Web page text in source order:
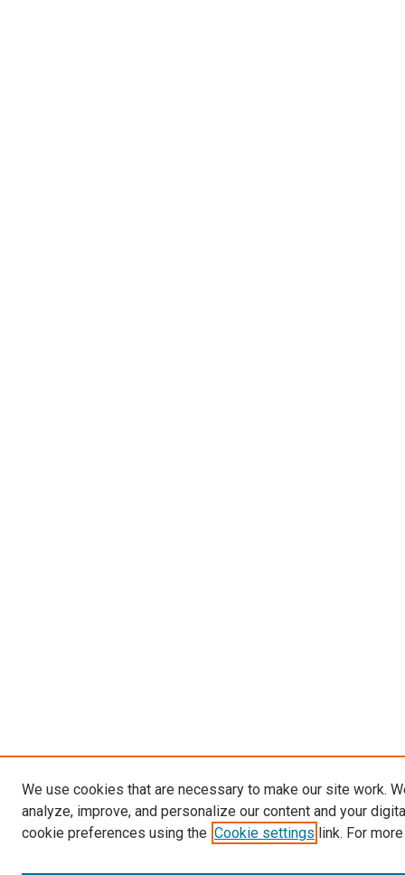
We use cookies that are necessary to make our site work.
analyze, improve, and personalize our content and your
cookie preferences using the Cookie settings link. For